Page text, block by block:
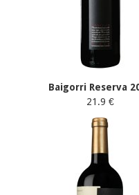
Baigorri Reserva
21.9 €